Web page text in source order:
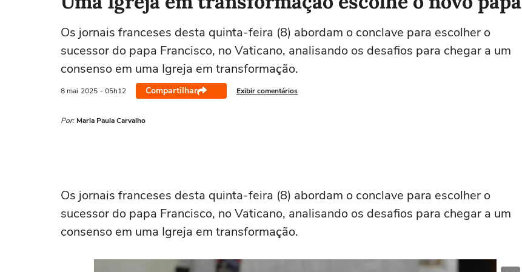
Os jornais franceses desta quinta-feira (8) abordam o conclave para escolher o
sucessor do papa Francisco, no Vaticano, analisando os desafios para chegar a um
consenso em uma Igreja em transformação.
8 mai 2025 - 05h12 Compartilhar Exibir comentários
Por: Maria Paula Carvalho
Os jornais franceses desta quinta-feira (8) abordam o conclave para escolher o
sucessor do papa Francisco, no Vaticano, analisando os desafios para chegar a um
consenso em uma Igreja em transformação.